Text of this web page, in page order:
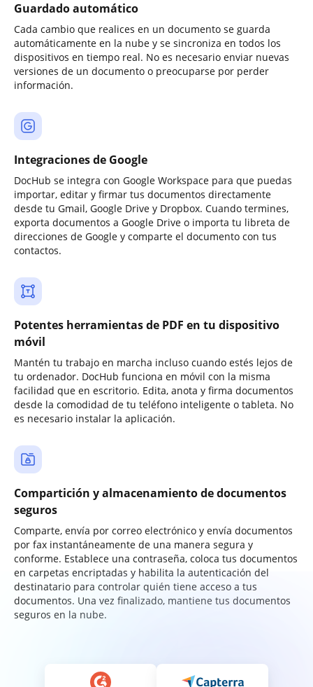
Guardado automático
Cada cambio que realices en un documento se guarda
automáticamente en la nube y se sincroniza en todos los
dispositivos en tiempo real. No es necesario enviar nuevas
versiones de un documento o preocuparse por perder
información.
Integraciones de Google
DocHub se integra con Google Workspace para que puedas
importar, editar y firmar tus documentos directamente
desde tu Gmail, Google Drive y Dropbox. Cuando termines,
exporta documentos a Google Drive o importa tu libreta de
direcciones de Google y comparte el documento con tus
contactos.
Potentes herramientas de PDF en tu dispositivo
móvil
Mantén tu trabajo en marcha incluso cuando estés lejos de
tu ordenador. DocHub funciona en móvil con la misma
facilidad que en escritorio. Edita, anota y firma documentos
desde la comodidad de tu teléfono inteligente o tableta. No
es necesario instalar la aplicación.
Compartición y almacenamiento de documentos
seguros
Comparte, envía por correo electrónico y envía documentos
por fax instantáneamente de una manera segura y
conforme. Establece una contraseña, coloca tus documentos
en carpetas encriptadas y habilita la autenticación del
destinatario para controlar quién tiene acceso a tus
documentos. Una vez finalizado, mantiene tus documentos
seguros en la nube.